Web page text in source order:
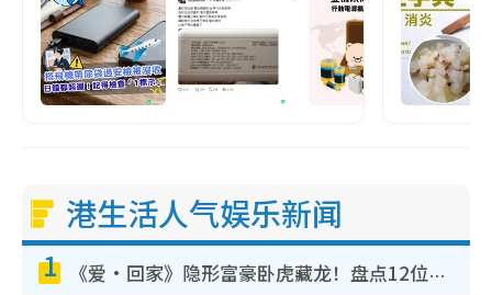
港生活人气娱乐新闻
1 《爱·回家》隐形富豪卧虎藏龙！盘点12位财气逼人的有钱艺人：这位美女3亿身家不愁做